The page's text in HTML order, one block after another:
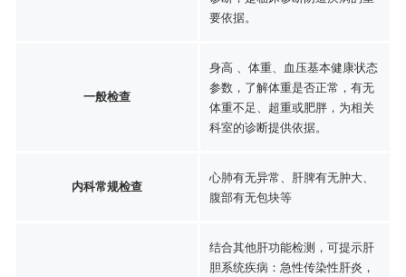
要依据。
一般检查
身高 、体重、血压基本健康状态
参数，了解体重是否正常，有无
体重不足、超重或肥胖，为相关
科室的诊断提供依据。
内科常规检查
心肺有无异常、肝脾有无肿大、
腹部有无包块等
结合其他肝功能检测，可提示肝
胆系统疾病：急性传染性肝炎，